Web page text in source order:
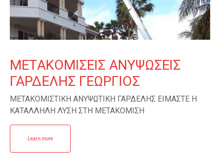
ΜΕΤΑΚΟΜΙΣΕΙΣ ΑΝΥΨΩΣΕΙΣ
ΓΑΡΔΕΛΗΣ ΓΕΩΡΓΙΟΣ
ΜΕΤΑΚΟΜΙΣΤΙΚΗ ΑΝΥΨΩΤΙΚΗ ΓΑΡΔΕΛΗΣ ΕΙΜΑΣΤΕ Η
ΚΑΤΑΛΛΗΛΗ ΛΥΣΗ ΣΤΗ ΜΕΤΑΚΟΜΙΣΗ
Learn more